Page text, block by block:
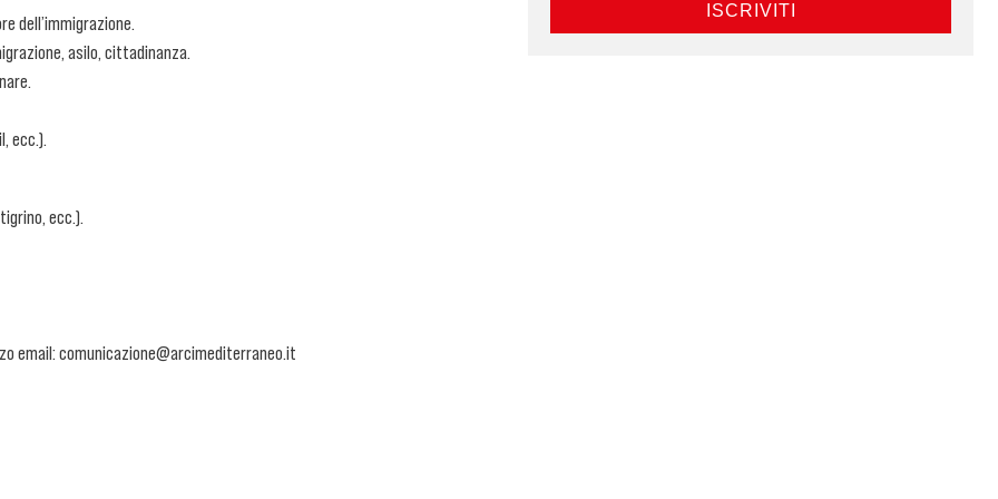
dell’immigrazione.
asilo, cittadinanza.
ecc.).
ecc.).
email: comunicazione@arcimediterraneo.it